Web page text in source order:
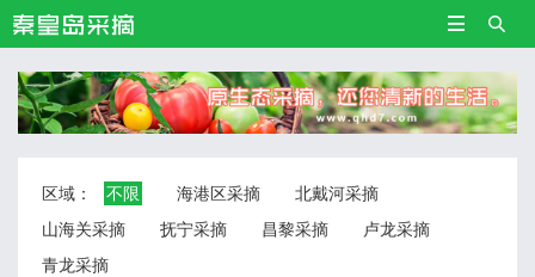


区域： 不限 海港区采摘
北戴河采摘
山海关采摘
抚宁采摘 昌黎采摘
卢龙采摘
青龙采摘